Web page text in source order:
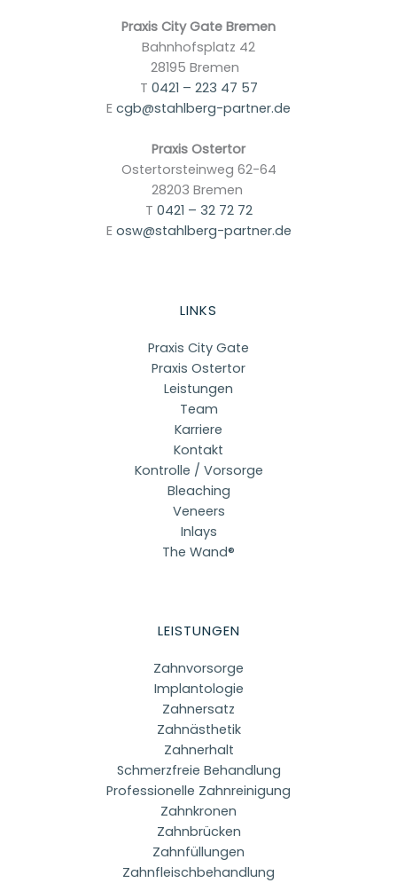
Praxis City Gate Bremen
Bahnhofsplatz 42
28195 Bremen
T 0421 – 223 47 57
E cgb@stahlberg-partner.de
Praxis Ostertor
Ostertorsteinweg 62-64
28203 Bremen
T 0421 – 32 72 72
E osw@stahlberg-partner.de
LINKS
Praxis City Gate
Praxis Ostertor
Leistungen
Team
Karriere
Kontakt
Kontrolle / Vorsorge
Bleaching
Veneers
Inlays
The Wand®
LEISTUNGEN
Zahnvorsorge
Implantologie
Zahnersatz
Zahnästhetik
Zahnerhalt
Schmerzfreie Behandlung
Professionelle Zahnreinigung
Zahnkronen
Zahnbrücken
Zahnfüllungen
Zahnfleischbehandlung